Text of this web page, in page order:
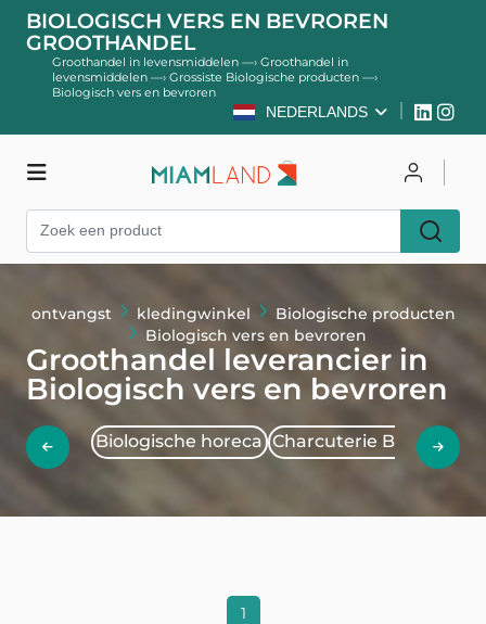
BIOLOGISCH VERS EN BEVROREN
GROOTHANDEL
Groothandel in levensmiddelen —› Groothandel in
levensmiddelen —› Grossiste Biologische producten —›
Biologisch vers en bevroren
NEDERLANDS
ontvangst kledingwinkel
Biologische producten
Biologisch vers en bevroren
Groothandel leverancier in
Biologisch vers en bevroren
Biologische horeca Charcuterie Bio
1